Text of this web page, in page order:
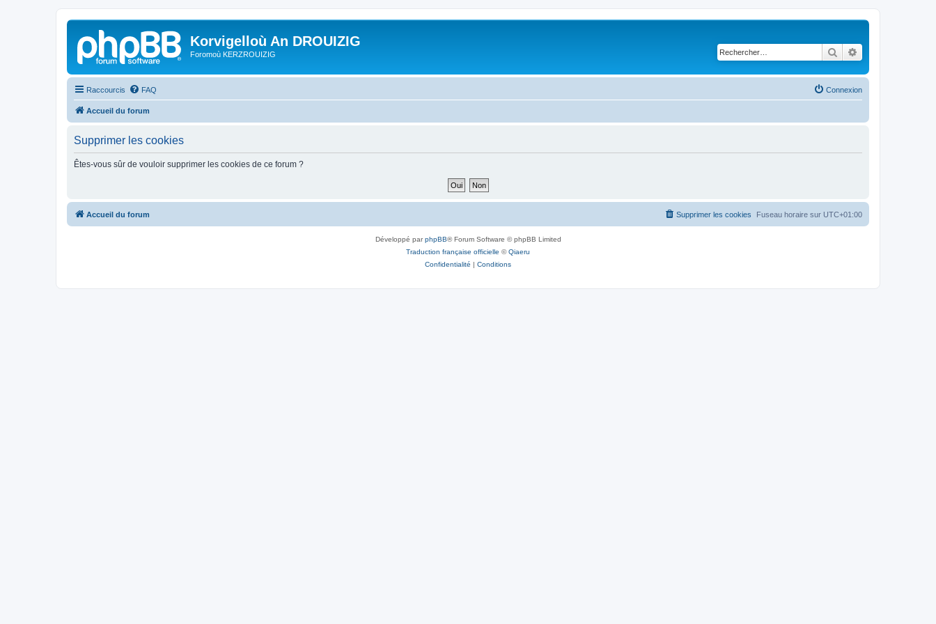
Korvigelloù An DROUIZIG
Foromoù KERZROUIZIG Rechercher
Raccourcis FAQ Connexion
Accueil du forum
Supprimer les cookies
Êtes-vous sûr de vouloir supprimer les cookies de ce forum ?
Accueil du forum Fuseau horaire sur UTC+01:00
Supprimer les cookies
Développé parphpBB® Forum Software © phpBB Limited
Traduction française officielle ©Qiaeru
Confidentialité | Conditions